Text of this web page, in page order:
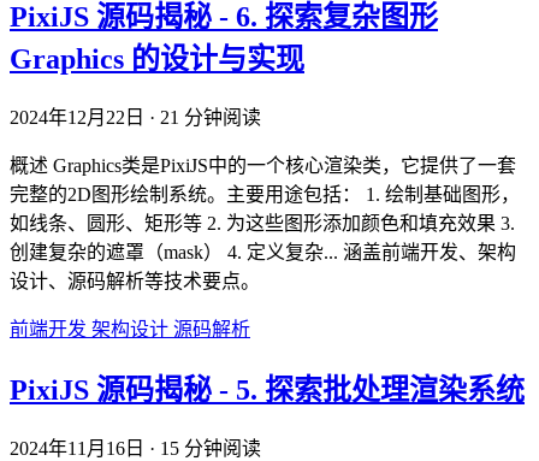
PixiJS 源码揭秘 - 6. 探索复杂图形
Graphics 的设计与实现
2024年12月22日 · 21 分钟阅读
概述 Graphics类是PixiJS中的一个核心渲染类，它提供了一套
完整的2D图形绘制系统。主要用途包括： 1. 绘制基础图形，
如线条、圆形、矩形等 2. 为这些图形添加颜色和填充效果 3.
创建复杂的遮罩（mask） 4. 定义复杂... 涵盖前端开发、架构
设计、源码解析等技术要点。
前端开发 架构设计 源码解析
PixiJS 源码揭秘 - 5. 探索批处理渲染系统
2024年11月16日 · 15 分钟阅读